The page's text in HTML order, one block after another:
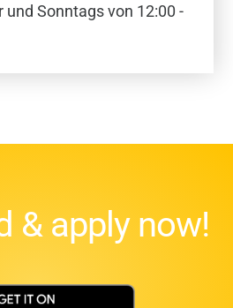
und Sonntags von 12:00 -
& apply now!